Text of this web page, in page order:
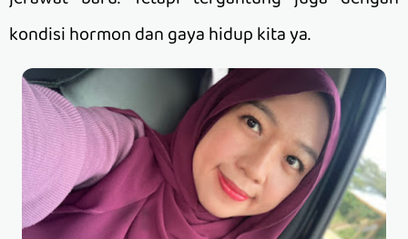
kondisi hormon dan gaya hidup kita ya.